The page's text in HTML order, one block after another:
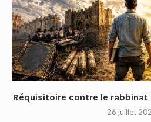
Réquisitoire contre le rabbinat
26 juillet